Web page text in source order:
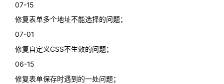
07-15
修复表单多个地址不能选择的问题；
07-01
修复自定义CSS不生效的问题；
06-15
修复表单保存时遇到的一处问题；